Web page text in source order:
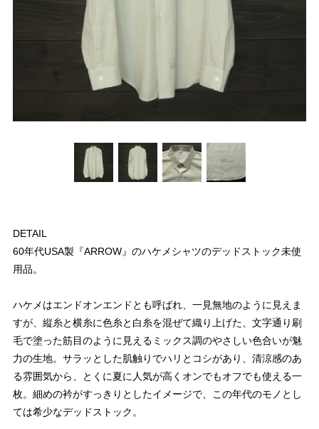
DETAIL
60年代USA製『ARROW』のハケメシャツのデッドストック未使
用品。
ハケメはエンドオンエンドとも呼ばれ、一見無地のように見えま
すが、縦糸と横糸に色糸と白糸を混ぜて織り上げた、文字通り刷
毛で塗った筋目のように見えるミックス調のやさしい色合いが魅
力の生地。サラッとした肌触りでハリとコシがあり、清涼感のあ
る雰囲気から、とくに夏に人気が高くオンでもオフでも使える一
枚。細めの衿がすっきりとしたイメージで、この年代のモノとし
ては希少なデッドストック。